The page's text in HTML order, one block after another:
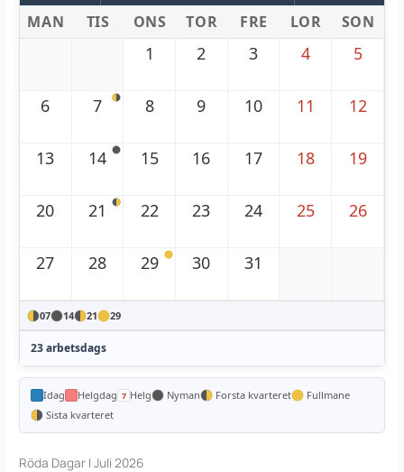
MAN TIS ONS TOR FRE LOR SON
1 2 3 4 5
6 7 8 9 10 11 12
13 14 15 16 17 18 19
20 21 22 23 24 25 26
27 28 29 30 31
07 14 21 29
23 arbetsdags
Idag Helgdag Helg Nyman Forsta kvarteret
Fullmane
Sista kvarteret
Röda Dagar I Juli 2026